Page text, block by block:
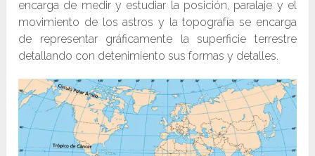
encarga de medir y estudiar la posición, paralaje y el
movimiento de los astros y la topografía se encarga
de representar gráficamente la superficie terrestre
detallando con detenimiento sus formas y detalles.